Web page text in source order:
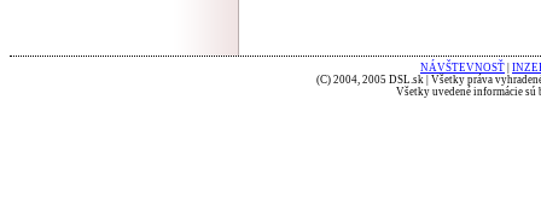
NÁVŠTEVNOSŤ
(C) 2004, 2005 DSL.sk | Všetky práva
Všetky uvedené informácie sú